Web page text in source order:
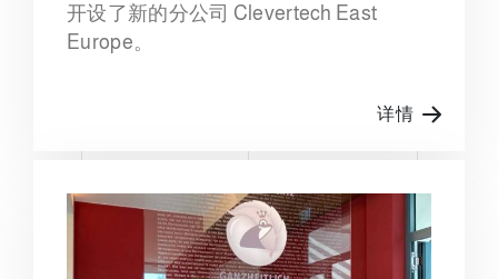
开设了新的分公司 Clevertech East
Europe。
详情